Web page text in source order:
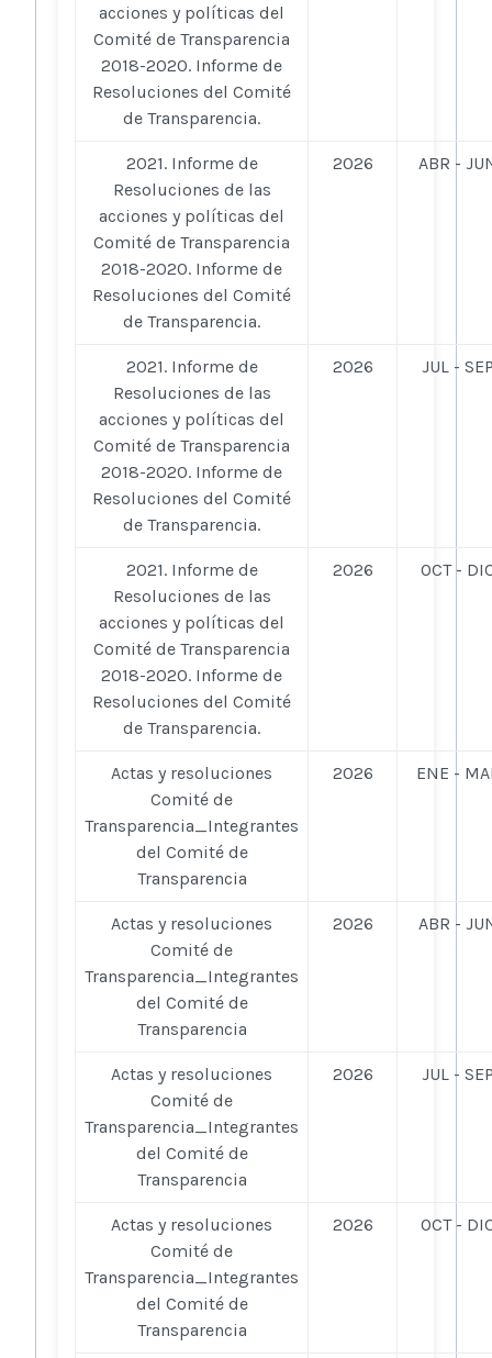
acciones y políticas del
Comité de Transparencia
2018-2020. Informe de
Resoluciones del Comité
de Transparencia.
2021. Informe de
Resoluciones de las
acciones y políticas del
Comité de Transparencia
2018-2020. Informe de
Resoluciones del Comité
de Transparencia.
2026 ABR -
2021. Informe de
Resoluciones de las
acciones y políticas del
Comité de Transparencia
2018-2020. Informe de
Resoluciones del Comité
de Transparencia.
2026 JUL -
2021. Informe de
Resoluciones de las
acciones y políticas del
Comité de Transparencia
2018-2020. Informe de
Resoluciones del Comité
de Transparencia.
2026 OCT -
Actas y resoluciones
Comité de
Transparencia_Integrantes
del Comité de
Transparencia
2026 ENE -
Actas y resoluciones
Comité de
Transparencia_Integrantes
del Comité de
Transparencia
2026 ABR -
Actas y resoluciones
Comité de
Transparencia_Integrantes
del Comité de
Transparencia
2026 JUL -
Actas y resoluciones
Comité de
Transparencia_Integrantes
del Comité de
Transparencia
2026 OCT -